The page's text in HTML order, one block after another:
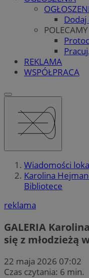
Dodaj
POLECAMY
REKLAMA
WSPÓŁPRACA
Wiadomości
Karolina
Bibliotece
reklama
GALERIA
się z młodzieżą
22 maja 2026 07:02
Czas czytania: 6 min.